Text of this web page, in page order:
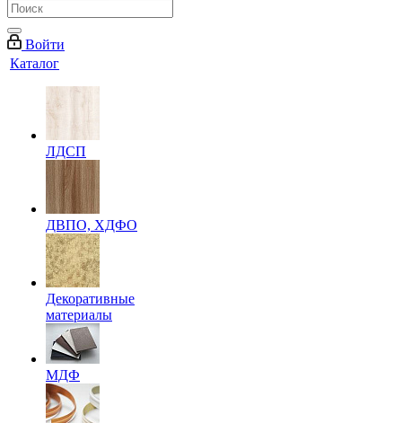
Войти
Каталог
ЛДСП
ДВПО, ХДФО
Декоративные
материалы
МДФ